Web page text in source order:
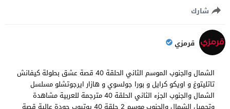
شارك
قرمزي
الشمال والجنوب الموسم الثاني الحلقة 40 قصة عشق بطولة كيفانش
تاتليتوغ و اويكو كرايل و بورا جولسوي و هازار ايرجوتشلو مسلسل
الشمال والجنوب الجزء الثاني الحلقة 40 مترجمة للعربية مشاهدة